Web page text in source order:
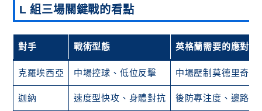
L 組三場關鍵戰的看點
對手 戰術型態 英格蘭需要的應對重
克羅埃西亞 中場控球、低位反擊 中場壓制莫德里奇
迦納 速度型快攻、身體對抗 後防專注度、邊路防